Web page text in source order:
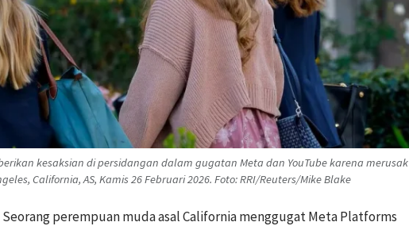
kesaksian di persidangan dalam gugatan Meta dan YouTube karena merusak
California, AS, Kamis 26 Februari 2026. Foto: RRI/Reuters/Mike Blake
Seorang perempuan muda asal California menggugat Meta Platforms